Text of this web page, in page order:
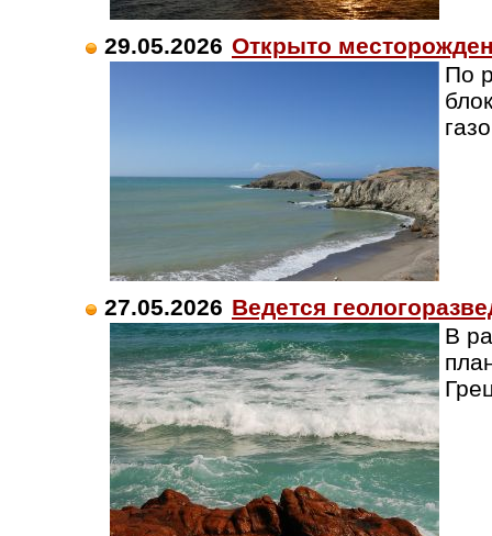
29.05.2026 Открыто
По
27.05.2026 Ведется
В